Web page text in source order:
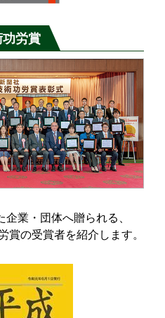
労賞
業・団体へ贈られる、
の受賞者を紹介します。